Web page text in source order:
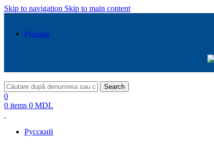
Skip to navigation Skip to main content
Русский
Search
0
0 items 0 MDL
Русский